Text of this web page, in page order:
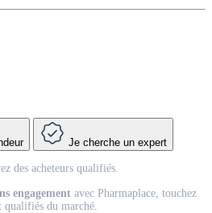
Je cherche un expert
des acheteurs qualifiés.
engagement avec Pharmaplace, touchez
qualifiés du marché.